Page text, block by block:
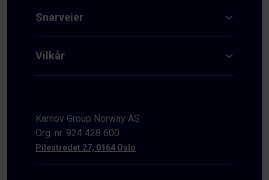
Snarveier
Vilkår
Karnov Group Norway AS
Org. nr. 924 428 600
Pilestredet 27, 0164 Oslo